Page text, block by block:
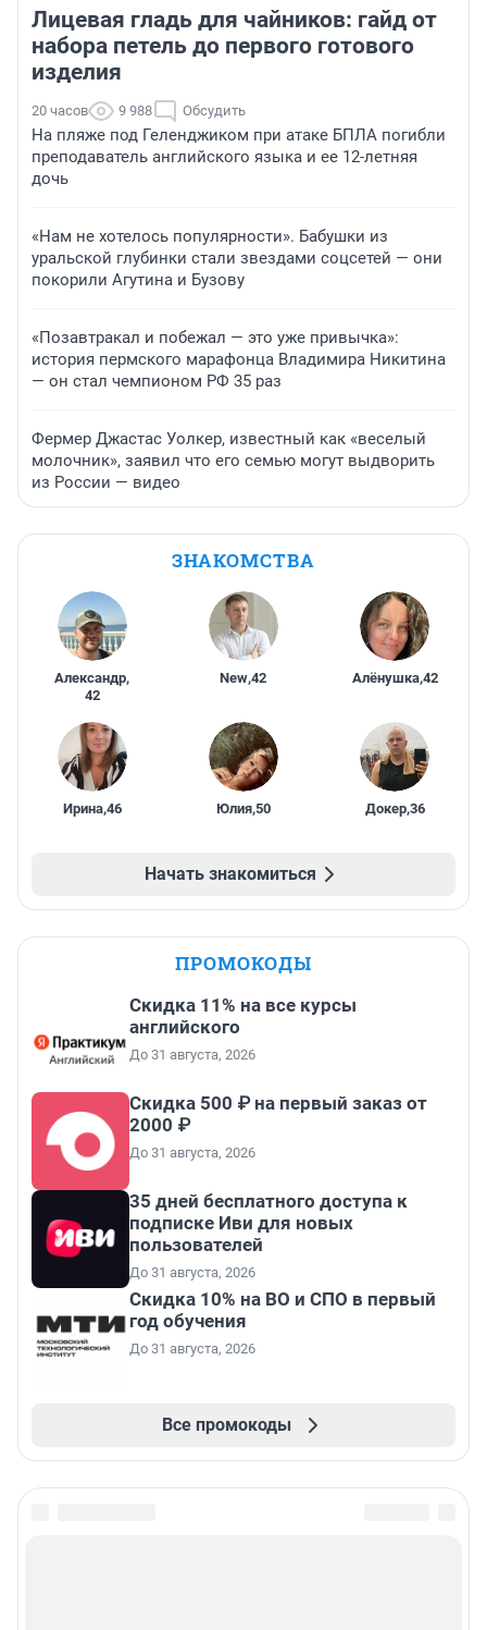
Лицевая гладь для чайников: гайд от
набора петель до первого готового
изделия
20 часов 9 988 Обсудить
На пляже под Геленджиком при атаке БПЛА погибли
преподаватель английского языка и ее 12-летняя
дочь
«Нам не хотелось популярности». Бабушки из
уральской глубинки стали звездами соцсетей — они
покорили Агутина и Бузову
«Позавтракал и побежал — это уже привычка»:
история пермского марафонца Владимира Никитина
— он стал чемпионом РФ 35 раз
Фермер Джастас Уолкер, известный как «веселый
молочник», заявил что его семью могут выдворить
из России — видео
ЗНАКОМСТВА
Александр,
42
New,42 Алёнушка,42
Ирина,46 Юлия,50 Докер,36
Начать знакомиться
ПРОМОКОДЫ
Скидка 11% на все курсы
английского
До 31 августа, 2026
Скидка 500 ₽ на первый заказ от
2000 ₽
До 31 августа, 2026
35 дней бесплатного доступа к
подписке Иви для новых
пользователей
До 31 августа, 2026
Скидка 10% на ВО и СПО в первый
год обучения
До 31 августа, 2026
Все промокоды